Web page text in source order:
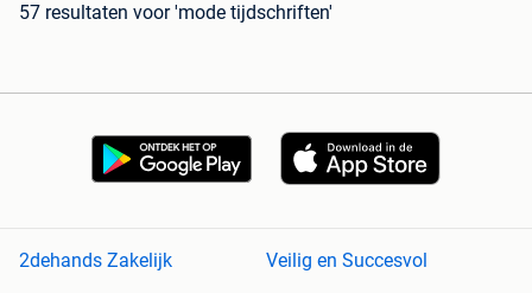
57 resultaten voor 'mode tijdschriften'
2dehands Zakelijk
Veilig en Succesvol